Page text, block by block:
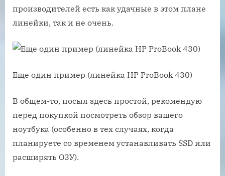
производителей есть как удачные в этом плане
линейки, так и не очень.
Еще один пример (линейка HP ProBook 430)
В общем-то, посыл здесь простой, рекомендую
перед покупкой посмотреть обзор вашего
ноутбука (особенно в тех случаях, когда
планируете со временем устанавливать SSD или
расширять ОЗУ).